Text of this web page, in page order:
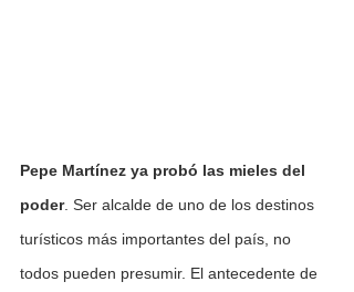
Pepe Martínez ya probó las mieles del
poder. Ser alcalde de uno de los destinos
turísticos más importantes del país, no
todos pueden presumir. El antecedente de